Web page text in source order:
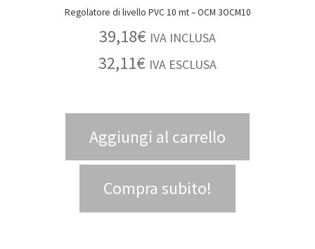
Regolatore di livello PVC 10 mt – OCM 3OCM10
39,18€ IVA INCLUSA
32,11€ IVA ESCLUSA
Aggiungi al carrello
Compra subito!